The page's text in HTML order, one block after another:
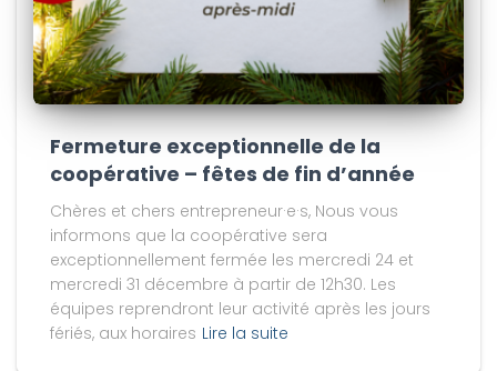
Fermeture exceptionnelle de la
coopérative – fêtes de fin d’année
Chères et chers entrepreneur·e·s, Nous vous
informons que la coopérative sera
exceptionnellement fermée les mercredi 24 et
mercredi 31 décembre à partir de 12h30. Les
équipes reprendront leur activité après les jours
fériés, aux horaires Lire la suite